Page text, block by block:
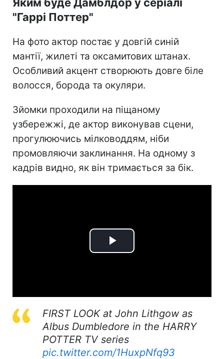
"Гаррі Поттер"
На фото актор постає у довгій синій
мантії, жилеті та оксамитових штанах.
Особливий акцент створюють довге біле
волосся, борода та окуляри.
Зйомки проходили на піщаному
узбережжі, де актор виконував сцени,
прогулюючись мілководдям, ніби
промовляючи заклинання. На одному з
кадрів видно, як він тримається за бік.
Play
FIRST LOOK at John Lithgow as
Albus Dumbledore in the HARRY
POTTER TV series
pic.twitter.com/1HuxpNfq93